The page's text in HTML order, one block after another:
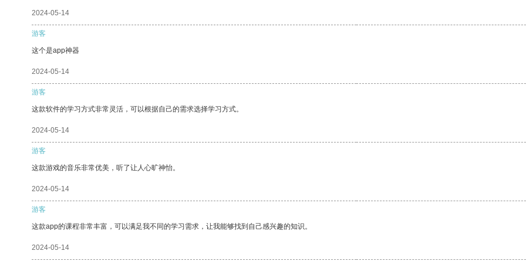
2024-05-14
游客
这个是app神器
2024-05-14
游客
这款软件的学习方式非常灵活，可以根据自己的需求选择学习方式。
2024-05-14
游客
这款游戏的音乐非常优美，听了让人心旷神怡。
2024-05-14
游客
这款app的课程非常丰富，可以满足我不同的学习需求，让我能够找到自己感兴趣的知识。
2024-05-14